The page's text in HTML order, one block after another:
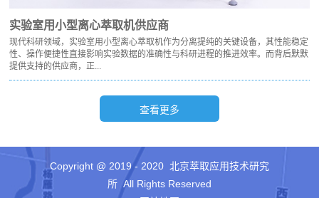
实验室用小型离心萃取机供应商
现代科研领域，实验室用小型离心萃取机作为分离提纯的关键设备，其性能稳定
性、操作便捷性直接影响实验数据的准确性与科研进程的推进效率。而背后默默
提供支持的供应商，正...
Copyright @ 2019 - 2020 北京萃取应用技术研究
所 All Rights Reserved